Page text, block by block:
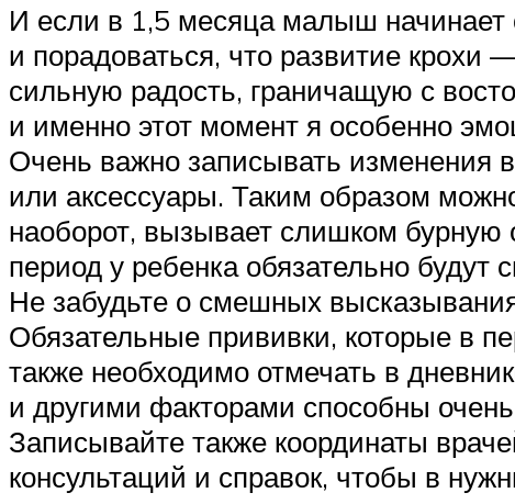
И если в 1,5 месяца малыш начинает
и порадоваться, что развитие
сильную радость, граничащую с
и именно этот момент я особенно
Очень важно записывать изменения
или аксессуары. Таким образом
наоборот, вызывает слишком
период у ребенка обязательно
Не забудьте о смешных
Обязательные прививки, которые в
также необходимо отмечать в
и другими факторами способны
Записывайте также координаты
консультаций и справок, чтобы в